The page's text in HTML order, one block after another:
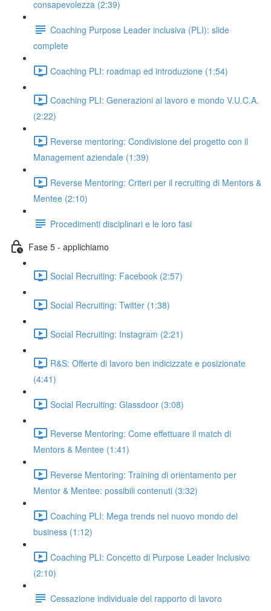
consapevolezza (2:39)
Coaching Purpose Leader inclusiva (PLI): slide
complete
Coaching PLI: roadmap ed introduzione (1:54)
Coaching PLI: Generazioni al lavoro e mondo V.U.C.A.
(2:22)
Reverse mentoring: Condivisione del progetto con il
Management aziendale (1:39)
Reverse Mentoring: Criteri per il recruiting di Mentors &
Mentee (2:10)
Procedimenti disciplinari e le loro fasi
Fase 5 - applichiamo
Social Recruiting: Facebook (2:57)
Social Recruiting: Twitter (1:38)
Social Recruiting: Instagram (2:21)
R&S: Offerte di lavoro ben indicizzate e posizionate
(4:41)
Social Recruiting: Glassdoor (3:08)
Reverse Mentoring: Come effettuare il match di
Mentors & Mentee (1:41)
Reverse Mentoring: Training di orientamento per
Mentor & Mentee: possibili contenuti (3:32)
Coaching PLI: Mega trends nel nuovo mondo del
business (1:12)
Coaching PLI: Concetto di Purpose Leader Inclusivo
(2:10)
Cessazione individuale del rapporto di lavoro